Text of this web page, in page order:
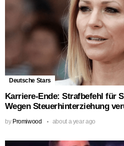
Deutsche Stars
Karriere-Ende: Strafbefehl für
Wegen Steuerhinterziehung
by Promiwood about a year ago